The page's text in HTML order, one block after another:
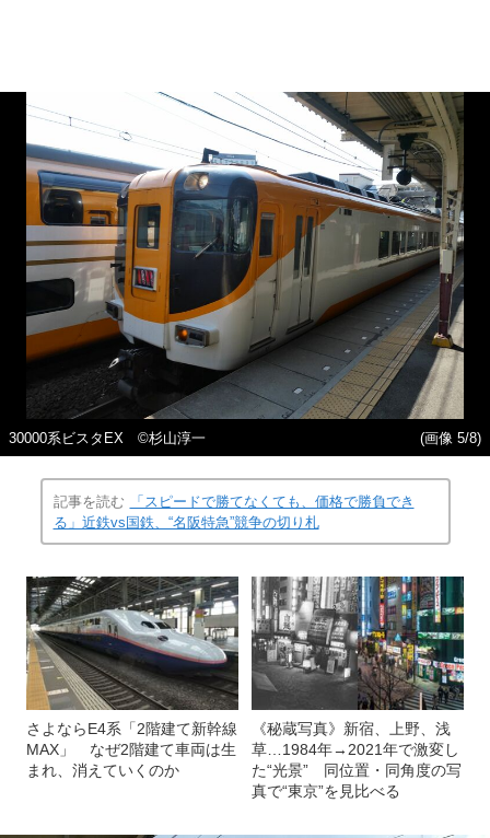
30000系ビスタEX ©️杉山淳一 (画像 5/8)
記事を読む
「スピードで勝てなくても、価格で勝負でき
る」近鉄vs国鉄、“名阪特急”競争の切り札
さよならE4系「2階建て新幹線
MAX」 なぜ2階建て車両は生
まれ、消えていくのか
《秘蔵写真》新宿、上野、浅
草…1984年→2021年で激変し
た“光景” 同位置・同角度の写
真で“東京”を見比べる